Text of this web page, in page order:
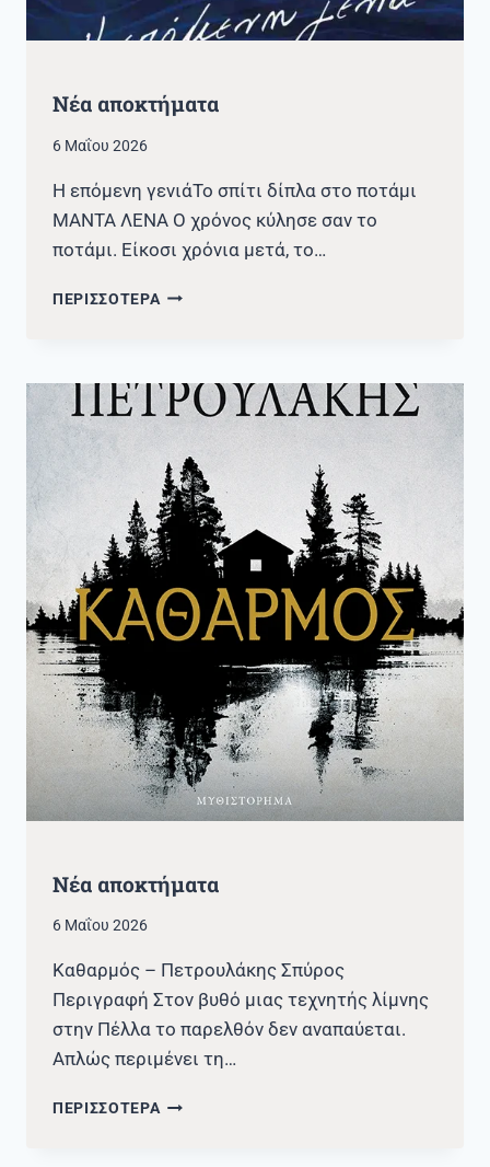
Νέα αποκτήματα
6 Μαΐου 2026
Η επόμενη γενιάΤο σπίτι δίπλα στο ποτάμι
ΜΑΝΤΑ ΛΕΝΑ Ο χρόνος κύλησε σαν το
ποτάμι. Είκοσι χρόνια μετά, το…
ΠΕΡΙΣΣΟΤΕΡΑ ΝΈΑ
Νέα αποκτήματα
6 Μαΐου 2026
Καθαρμός – Πετρουλάκης Σπύρος
Περιγραφή Στον βυθό μιας τεχνητής λίμνης
στην Πέλλα το παρελθόν δεν αναπαύεται.
Απλώς περιμένει τη…
ΠΕΡΙΣΣΟΤΕΡΑ ΝΈΑ